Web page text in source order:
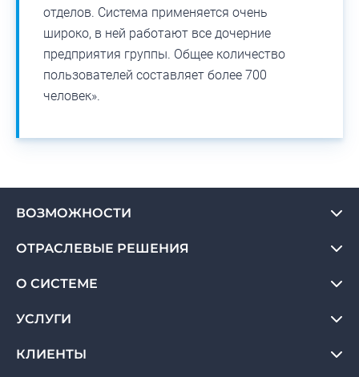
отделов. Система применяется очень
широко, в ней работают все дочерние
предприятия группы. Общее количество
пользователей составляет более 700
человек».
ВОЗМОЖНОСТИ
ОТРАСЛЕВЫЕ РЕШЕНИЯ
О СИСТЕМЕ
УСЛУГИ
КЛИЕНТЫ